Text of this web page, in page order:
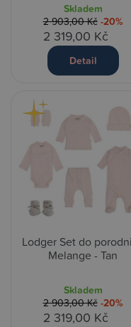
Skladem
2 903,00 Kč -20%
2 319,00 Kč
Detail
Lodger Set do
Melange - Tan
Skladem
2 903,00 Kč -20%
2 319,00 Kč